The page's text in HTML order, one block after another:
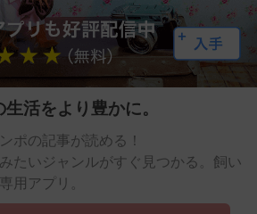
活をより豊かに。
ポの記事が読める！
たいジャンルがすぐ見つかる。飼い
用アプリ。